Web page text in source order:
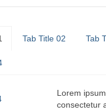
Tab Title 02 Tab
Lorem
consectetur